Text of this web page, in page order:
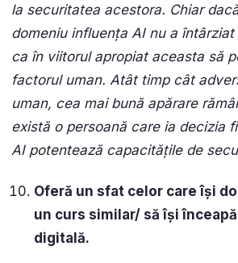
la securitatea acestora. Chiar
domeniu influența AI nu a
ca în viitorul apropiat aceasta să
factorul uman. Atât timp cât
uman, cea mai bună apărare
există o persoană care ia decizia
AI potentează capacitățile de
Oferă un sfat celor care își
un curs similar/ să își
digitală.